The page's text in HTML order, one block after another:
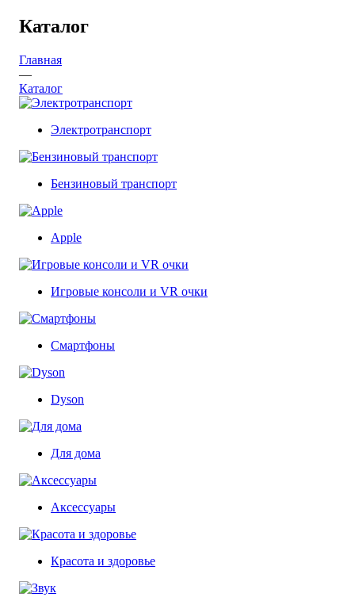
Каталог
Главная
—
Каталог
Электротранспорт
Бензиновый транспорт
Apple
Игровые консоли и VR очки
Смартфоны
Dyson
Для дома
Аксессуары
Красота и здоровье